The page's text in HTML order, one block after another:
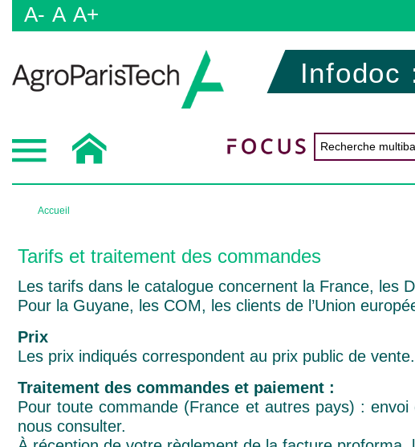
A- A A+
Infodoc
Accueil
Tarifs et traitement des commandes
Les tarifs dans le catalogue concernent la France, les
Pour la Guyane, les COM, les clients de l’Union
Prix
Les prix indiqués correspondent au prix public de
Traitement des commandes et paiement :
Pour toute commande (France et autres pays) :
nous consulter.